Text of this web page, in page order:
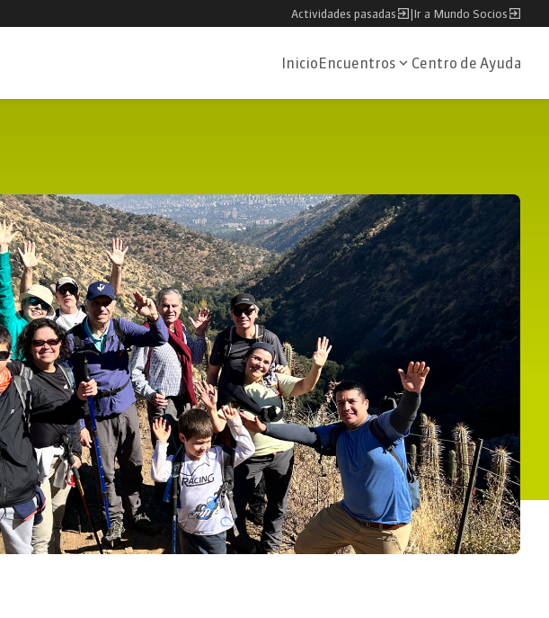
Actividades pasadas |Ir a Mundo Socios
InicioEncuentros Centro de Ayuda